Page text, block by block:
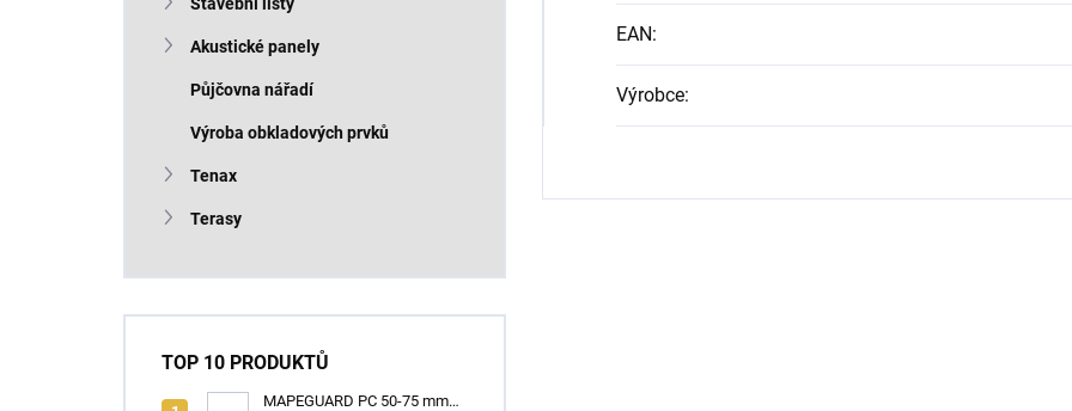
Akustické panely
Půjčovna nářadí
Výroba obkladových prvků
Tenax
Terasy
TOP 10 PRODUKTŮ
MAPEGUARD PC 50-75 mm
EAN:
Výrobce: